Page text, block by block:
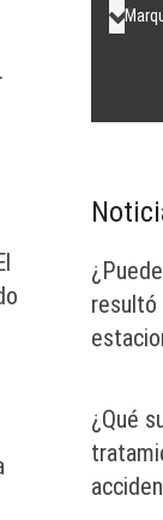
resultó
¿Qué